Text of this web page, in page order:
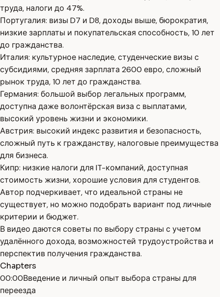
труда, налоги до 47%.
Португалия: визы D7 и D8, доходы выше, бюрократия,
низкие зарплаты и покупательская способность, 10 лет
до гражданства.
Италия: культурное наследие, студенческие визы с
субсидиями, средняя зарплата 2600 евро, сложный
рынок труда, 10 лет до гражданства.
Германия: большой выбор легальных программ,
доступна даже волонтёрская виза с выплатами,
высокий уровень жизни и экономики.
Австрия: высокий индекс развития и безопасность,
сложный путь к гражданству, налоговые преимущества
для бизнеса.
Кипр: низкие налоги для IT-компаний, доступная
стоимость жизни, хорошие условия для студентов.
Автор подчеркивает, что идеальной страны не
существует, но можно подобрать вариант под личные
критерии и бюджет.
В видео даются советы по выбору страны с учетом
удалённого дохода, возможностей трудоустройства и
перспектив получения гражданства.
Chapters
00:00Введение и личный опыт выбора страны для
переезда